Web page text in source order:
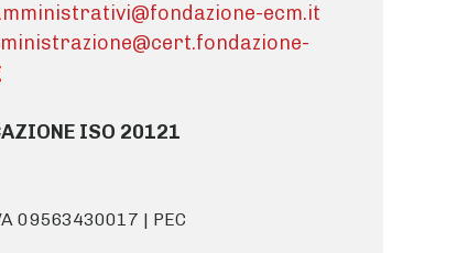
ecm.it
ISO 20121
09563430017 | PEC